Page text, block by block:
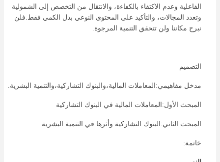
الفاعلية وعدم الاكتفاء بالكفاءة، والانتقال من التخصص إلى الشمولية
وتعدد المجالات، والتأكيد على المحتوى النوعي بدل الكمي فقط.فلن
نبرح مكاننا ولن تتحقق التنمية المرجوة.
التصميم
مدخل مفاهيمي:المعاملات المالية،والبنوك التشاركية،والتنمية البشرية.
المبحث الأول:المعاملات المالية في البنوك التشاركية
المبحث الثاني:البنوك التشاركية وأثرها في التنمية البشرية
خاتمة: